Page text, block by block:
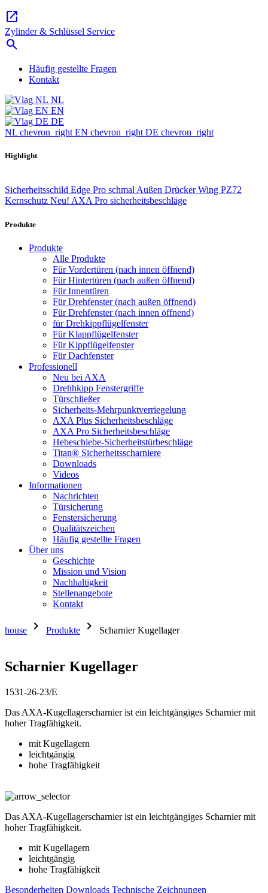
open_in_new
Zylinder & Schlüssel Service
search
Häufig gestellte Fragen
Kontakt
NL
EN
DE
NL chevron_right EN chevron_right DE chevron_right
Highlight
Sicherheitsschild Edge Pro schmal Außen Drücker Wing PZ72
Kernschutz Neu! AXA Pro sicherheitsbeschläge
Produkte
Produkte
Alle Produkte
Für Vordertüren (nach innen öffnend)
Für Hintertüren (nach außen öffnend)
Für Innentüren
Für Drehfenster (nach außen öffnend)
Für Drehfenster (nach innen öffnend)
für Drehkippflügelfenster
Für Klappflügelfenster
Für Kippflügelfenster
Für Dachfenster
Professionell
Neu bei AXA
Drehhkipp Fenstergriffe
Türschließer
Sicherheits-Mehrpunktverriegelung
AXA Plus Sicherheitsbeschläge
AXA Pro Sicherheitsbeschläge
Hebeschiebe-Sicherheitstürbeschläge
Titan® Sicherheitsscharniere
Downloads
Videos
Informationen
Nachrichten
Türsicherung
Fenstersicherung
Qualitätszeichen
Häufig gestellte Fragen
Über uns
Geschichte
Mission und Vision
Nachhaltigkeit
Stellenangebote
Kontakt
house chevron_right Produkte chevron_right Scharnier Kugellager
Scharnier Kugellager
1531-26-23/E
Das AXA-Kugellagerscharnier ist ein leichtgängiges Scharnier mit
hoher Tragfähigkeit.
mit Kugellagern
leichtgängig
hohe Tragfähigkeit
Das AXA-Kugellagerscharnier ist ein leichtgängiges Scharnier mit
hoher Tragfähigkeit.
mit Kugellagern
leichtgängig
hohe Tragfähigkeit
Besonderheiten Downloads Technische Zeichnungen